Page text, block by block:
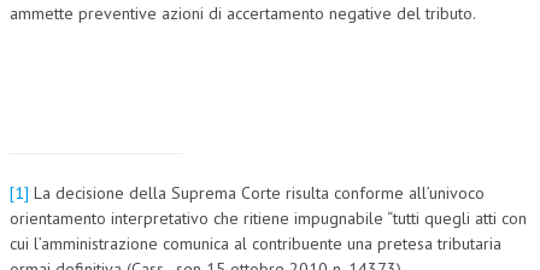
ammette preventive azioni di accertamento negative del tributo.
[1] La decisione della Suprema Corte risulta conforme all’univoco
orientamento interpretativo che ritiene impugnabile “tutti quegli atti con
cui l’amministrazione comunica al contribuente una pretesa tributaria